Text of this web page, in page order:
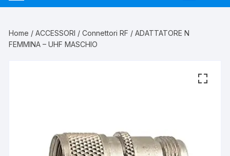
Home /ACCESSORI /Connettori RF / ADATTATORE N
FEMMINA – UHF MASCHIO